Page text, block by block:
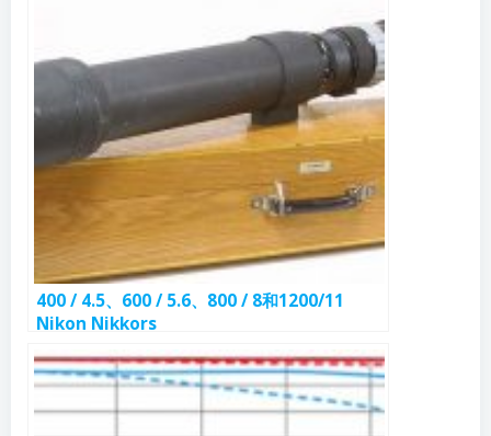
400 / 4.5、600 / 5.6、800 / 8和1200/11
Nikon Nikkors